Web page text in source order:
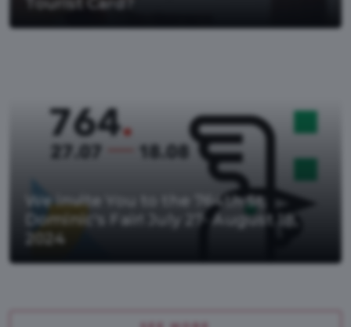
We invite You to the 764th St.
Dominic's Fair! July 27- August 18,
2024